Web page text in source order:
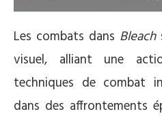
Les combats dans Bleach
visuel, alliant une
techniques de combat
dans des affrontements